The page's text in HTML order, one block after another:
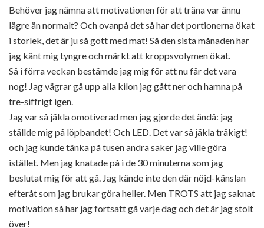
Behöver jag nämna att motivationen för att träna var ännu
lägre än normalt? Och ovanpå det så har det portionerna ökat
i storlek, det är ju så gott med mat! Så den sista månaden har
jag känt mig tyngre och märkt att kroppsvolymen ökat.
Så i förra veckan bestämde jag mig för att nu får det vara
nog! Jag vägrar gå upp alla kilon jag gått ner och hamna på
tre-siffrigt igen.
Jag var så jäkla omotiverad men jag gjorde det ändå: jag
ställde mig på löpbandet! Och LED. Det var så jäkla tråkigt!
och jag kunde tänka på tusen andra saker jag ville göra
istället. Men jag knatade på i de 30 minuterna som jag
beslutat mig för att gå. Jag kände inte den där nöjd-känslan
efteråt som jag brukar göra heller. Men TROTS att jag saknat
motivation så har jag fortsatt gå varje dag och det är jag stolt
över!